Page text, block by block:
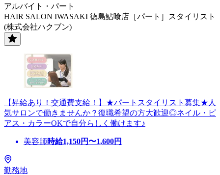
アルバイト・パート
HAIR SALON IWASAKI 徳島鮎喰店［パート］スタイリスト
(株式会社ハクブン)
【昇給あり！交通費支給！】★パートスタイリスト募集★人
気サロンで働きませんか？復職希望の方大歓迎◎ネイル・ピ
アス・カラーOKで自分らしく働けます♪
美容師時給1,150円〜1,600円
勤務地